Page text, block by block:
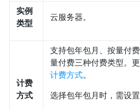
实例
类型
云服务器。
计费
方式
支持包年包月、按量付
量付费三种付费类型。
计费方式。
选择包年包月时，需设置